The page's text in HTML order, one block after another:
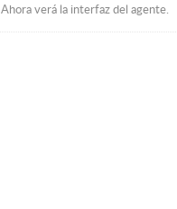
Ahora verá la interfaz del agente.